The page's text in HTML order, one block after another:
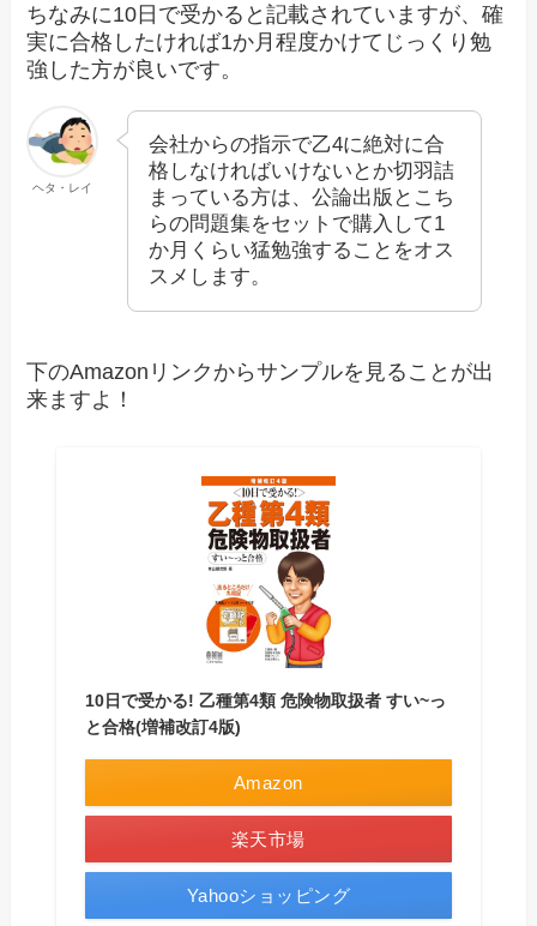
ちなみに10日で受かると記載されていますが、確
実に合格したければ1か月程度かけてじっくり勉
強した方が良いです。
ヘタ・レイ
会社からの指示で乙4に絶対に合
格しなければいけないとか切羽詰
まっている方は、公論出版とこち
らの問題集をセットで購入して1
か月くらい猛勉強することをオス
スメします。
下のAmazonリンクからサンプルを見ることが出
来ますよ！
10日で受かる! 乙種第4類 危険物取扱者 すい~っ
と合格(増補改訂4版)
Amazon
楽天市場
Yahooショッピング